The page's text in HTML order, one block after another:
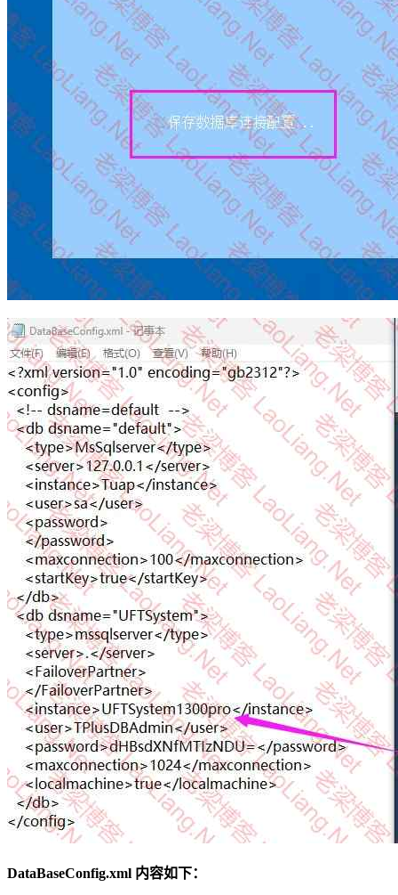
DataBaseConfig.xml 内容如下：